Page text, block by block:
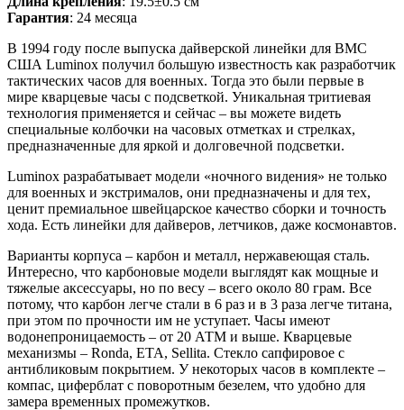
Гарантия: 24 месяца
В 1994 году после выпуска дайверской линейки для ВМС
США Luminox получил большую известность как разработчик
тактических часов для военных. Тогда это были первые в
мире кварцевые часы с подсветкой. Уникальная тритиевая
технология применяется и сейчас – вы можете видеть
специальные колбочки на часовых отметках и стрелках,
предназначенные для яркой и долговечной подсветки.
Luminox разрабатывает модели «ночного видения» не только
для военных и экстрималов, они предназначены и для тех,
ценит премиальное швейцарское качество сборки и точность
хода. Есть линейки для дайверов, летчиков, даже космонавтов.
Варианты корпуса – карбон и металл, нержавеющая сталь.
Интересно, что карбоновые модели выглядят как мощные и
тяжелые аксессуары, но по весу – всего около 80 грам. Все
потому, что карбон легче стали в 6 раз и в 3 раза легче титана,
при этом по прочности им не уступает. Часы имеют
водонепроницаемость – от 20 АТМ и выше. Кварцевые
механизмы – Ronda, ETA, Sellita. Стекло сапфировое с
антибликовым покрытием. У некоторых часов в комплекте –
компас, циферблат с поворотным безелем, что удобно для
замера временных промежутков.